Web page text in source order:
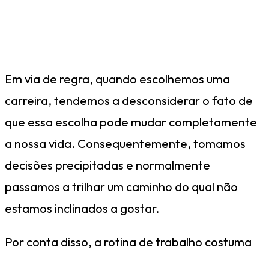
Em via de regra, quando escolhemos uma
carreira, tendemos a desconsiderar o fato de
que essa escolha pode mudar completamente
a nossa vida. Consequentemente, tomamos
decisões precipitadas e normalmente
passamos a trilhar um caminho do qual não
estamos inclinados a gostar.
Por conta disso, a rotina de trabalho costuma